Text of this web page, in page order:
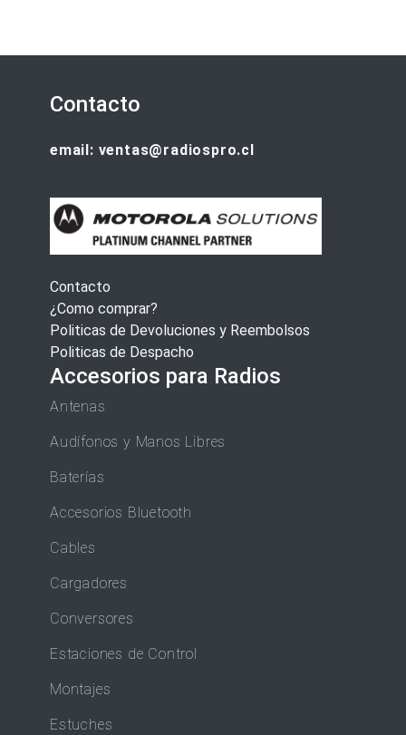
Contacto
email: ventas@radiospro.cl
Contacto
¿Como comprar?
Politicas de Devoluciones y Reembolsos
Politicas de Despacho
Accesorios para Radios
Antenas
Audífonos y Manos Libres
Baterías
Accesorios Bluetooth
Cables
Cargadores
Conversores
Estaciones de Control
Montajes
Estuches